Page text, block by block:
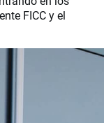
FICC y el